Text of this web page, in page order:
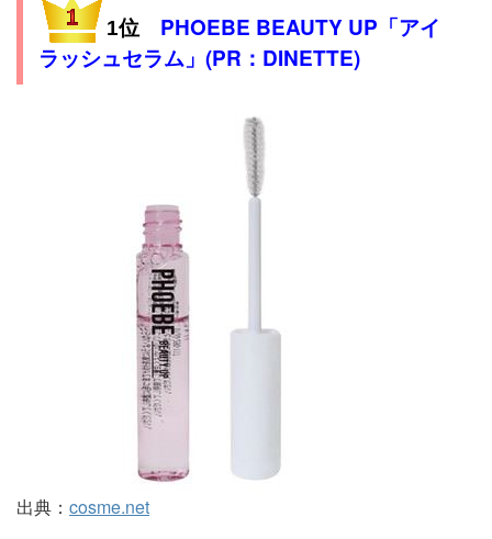
1位 PHOEBE BEAUTY UP「アイ
ラッシュセラム」(PR：DINETTE)
出典： cosme.net